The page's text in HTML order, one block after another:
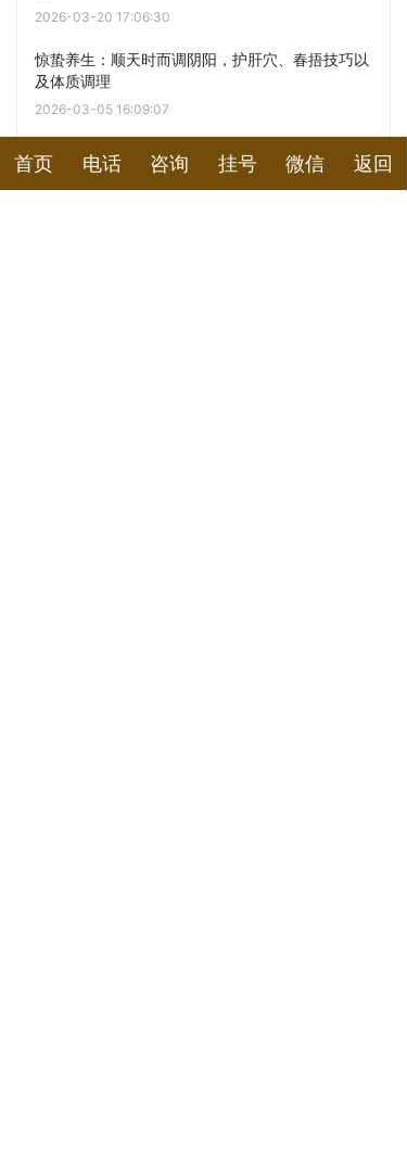
2026-03-20 17:06:30
惊蛰养生：顺天时而调阴阳，护肝穴、春捂技巧以
及体质调理
2026-03-05 16:09:07
大寒至立春，养生“转轨”指南：减滋补，增升发
首页 电话 咨询 挂号 微信 返回